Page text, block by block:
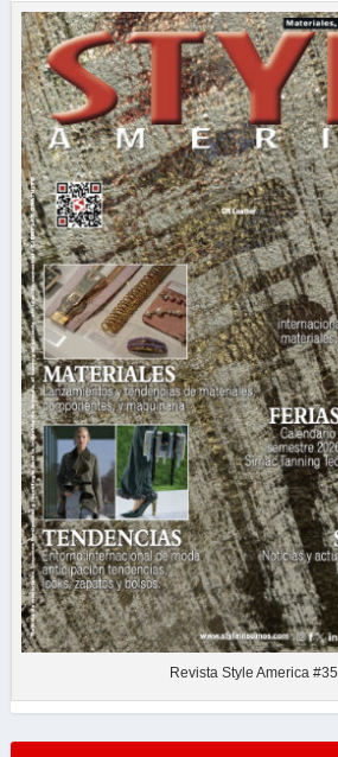
Revista Style America #35